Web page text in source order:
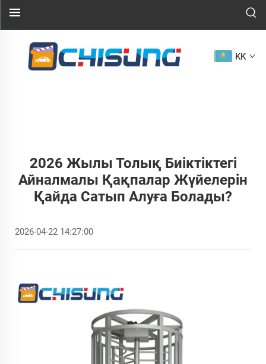
KK
2026 Жылы Толық Биіктіктегі
Айналмалы Қақпалар Жүйелерін
Қайда Сатып Алуға Болады?
2026-04-22 14:27:00